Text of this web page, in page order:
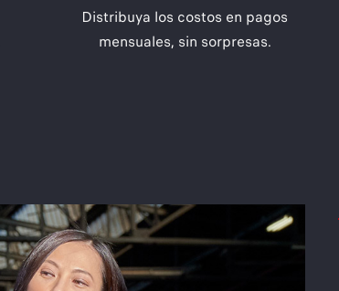
Distribuya los costos en pagos
mensuales, sin sorpresas.